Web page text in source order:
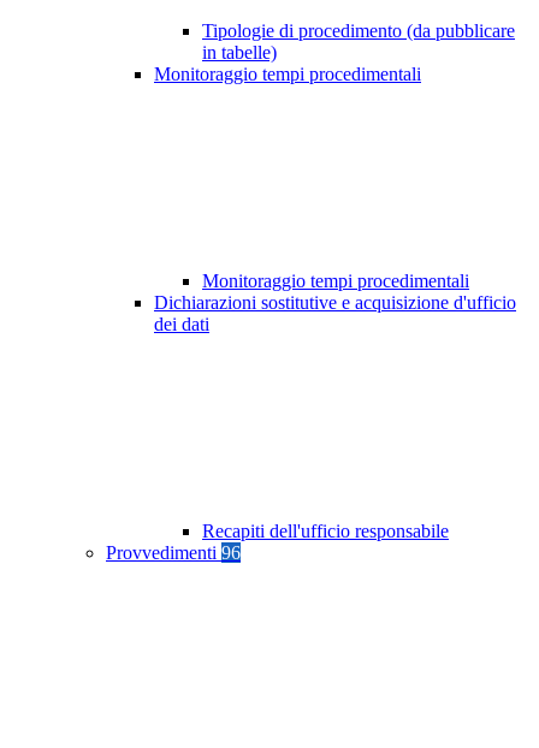
Tipologie di procedimento (da pubblicare
in tabelle)
Monitoraggio tempi procedimentali
Monitoraggio tempi procedimentali
Dichiarazioni sostitutive e acquisizione d'ufficio
dei dati
Recapiti dell'ufficio responsabile
Provvedimenti 96